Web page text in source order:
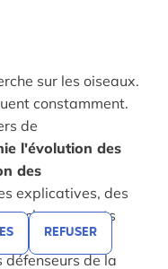
REFUSER
sur les oiseaux.
constamment.
de
l'évolution des
des
explicatives, des
changements
est mise à
défenseurs de la